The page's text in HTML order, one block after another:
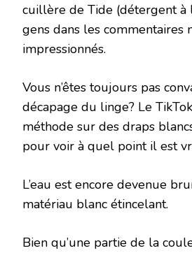
cuillère de Tide (détergent à
gens dans les commentaires
impressionnés.
Vous n’êtes toujours pas
décapage du linge? Le
méthode sur des draps
pour voir à quel point il est
L’eau est encore devenue
matériau blanc étincelant.
Bien qu’une partie de la